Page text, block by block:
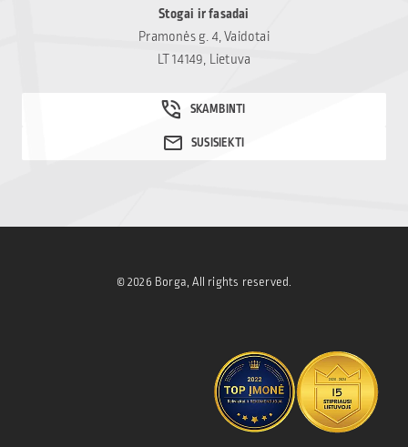
laikotarpiu
atsidūrusioms šeimoms:
Mamų unija.
Stogai ir fasadai
Pramonės g. 4, Vaidotai
LT 14149, Lietuva
© 2026 Borga, All rights reserved.